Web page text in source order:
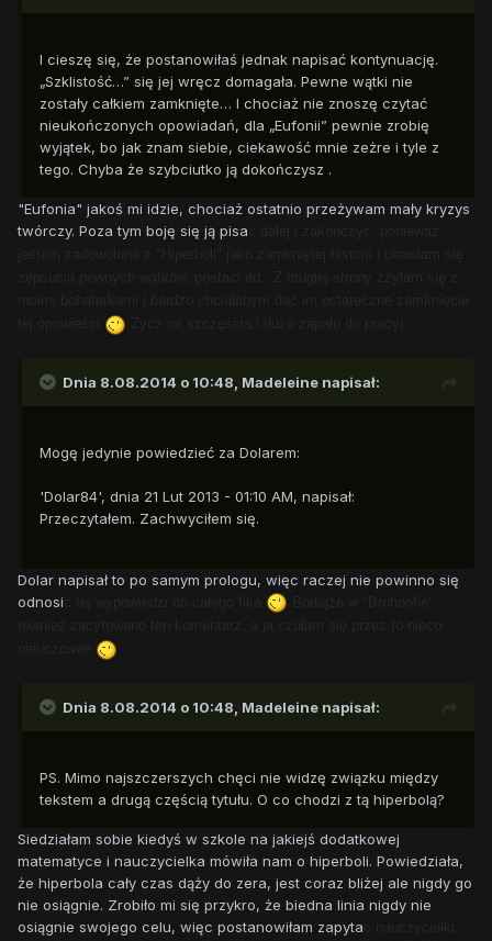
I cieszę się, że postanowiłaś jednak napisać kontynuację.
„Szklistość…” się jej wręcz domagała. Pewne wątki nie
zostały całkiem zamknięte… I chociaż nie znoszę czytać
nieukończonych opowiadań, dla „Eufonii” pewnie zrobię
wyjątek, bo jak znam siebie, ciekawość mnie zeżre i tyle z
tego. Chyba że szybciutko ją dokończysz .
"Eufonia" jakoś mi idzie, chociaż ostatnio przeżywam mały kryzys
twórczy. Poza tym boję się ją pisa
Dnia 8.08.2014 o 10:48, Madeleine napisał:
Mogę jedynie powiedzieć za Dolarem:
'Dolar84', dnia 21 Lut 2013 - 01:10 AM, napisał:
Przeczytałem. Zachwyciłem się.
Dolar napisał to po samym prologu, więc raczej nie powinno się
odnosi
Dnia 8.08.2014 o 10:48, Madeleine napisał:
PS. Mimo najszczerszych chęci nie widzę związku między
tekstem a drugą częścią tytułu. O co chodzi z tą hiperbolą?
Siedziałam sobie kiedyś w szkole na jakiejś dodatkowej
matematyce i nauczycielka mówiła nam o hiperboli. Powiedziała,
że hiperbola cały czas dąży do zera, jest coraz bliżej ale nigdy go
nie osiągnie. Zrobiło mi się przykro, że biedna linia nigdy nie
osiągnie swojego celu, więc postanowiłam zapyta